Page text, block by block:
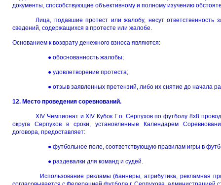
документы, способствующие объективному и полному изучению
Лица, подавшие протест или жалобу, несут
сведений, содержащихся в протесте или жалобе.
Основанием к возврату денежного взноса являются:
● обоснованность жалобы;
● удовлетворение протеста;
● отзыв заявленных претензий, либо их снятие до начала
12. Место проведения соревнований.
ХIV Чемпионат и ХIV Кубок Г.о. Серпухов по футболу 8х8
округа Серпухов в сроки, установленные Календарем
договора, предоставляет:
● футбольное поле, соответствующую правилам игры в
● раздевалки для команд и судей.
Использование рекламы (баннеры, атрибутика, рекламная